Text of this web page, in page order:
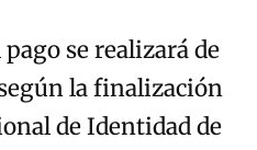
se realizará de
la finalización
de Identidad de